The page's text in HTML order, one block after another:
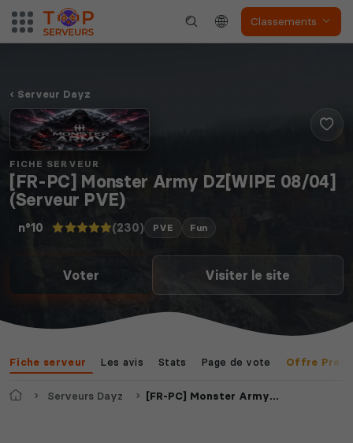
Classements
Serveur Dayz
FICHE SERVEUR
[FR-PC] Monster Army DZ[WIPE 08/04]
(Serveur PVE)
n°10 (230) PVE Fun
Voter Visiter le site
Fiche serveur Les avis Stats Page de vote Offre
AccueilServeurs Dayz [FR-PC] Monster Army DZ[WIPE 08/04] (Serveur PVE)